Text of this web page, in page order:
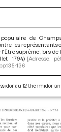
de
les représentants
suprême, lors de
1794) [Adresse,
pp.135-136